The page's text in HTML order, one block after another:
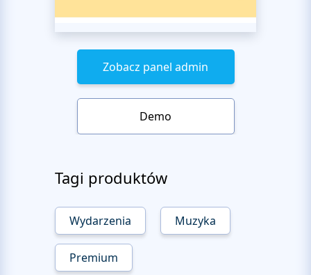
Zobacz panel admin
Demo
Tagi produktów
Wydarzenia Muzyka
Premium